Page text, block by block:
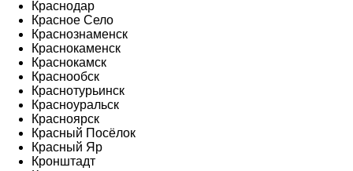
Краснодар
Красное Село
Краснознаменск
Краснокаменск
Краснокамск
Краснообск
Краснотурьинск
Красноуральск
Красноярск
Красный Посёлок
Красный Яр
Кронштадт